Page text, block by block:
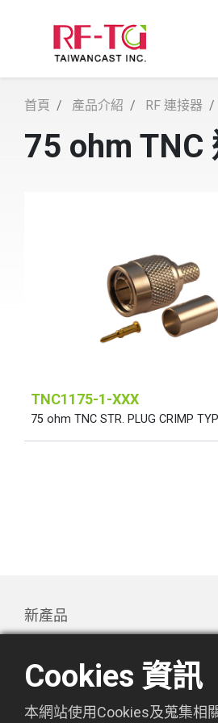
首頁 產品介紹 RF 連接器
75 ohm TNC
TNC1175-1-XXX
75 ohm TNC STR. PLUG CRIMP
新產品
Promotion
Cookies 資訊
本網站使用Cookies及蒐集相